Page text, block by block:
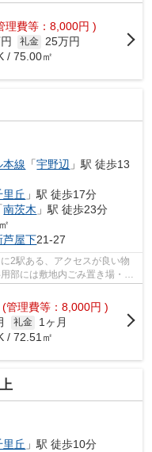
理費等：8,000円 )
礼金 25万円
/ 75.00㎡
本線 「宇野辺 」駅 徒歩13
里丘 」駅 徒歩17分
南茨木 」駅 徒歩23分
芦屋下21-27
2駅ある、アクセスが良い物
部には敷地内ごみ置き場・エ
(管理費等：8,000円 )
礼金
1ヶ月
/ 72.51㎡
里丘 」駅 徒歩10分